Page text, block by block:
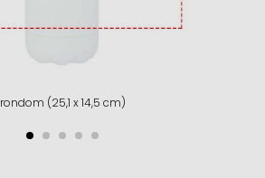
rondom (25,1 x 14,5 cm)